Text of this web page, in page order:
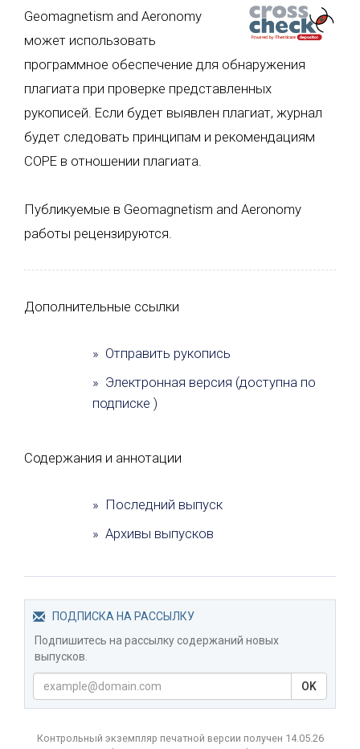
Geomagnetism and Aeronomy
может использовать
программное обеспечение для обнаружения
плагиата при проверке представленных
рукописей. Если будет выявлен плагиат, журнал
будет следовать принципам и рекомендациям
COPE в отношении плагиата.
Публикуемые в Geomagnetism and Aeronomy
работы рецензируются.
Дополнительные ссылки
» Отправить рукопись
» Электронная версия (доступна по
подписке )
Содержания и аннотации
» Последний выпуск
» Архивы выпусков
ПОДПИСКА НА РАССЫЛКУ
Подпишитесь на рассылку содержаний новых
выпусков.
OK
Контрольный экземпляр печатной версии получен 14.05.26